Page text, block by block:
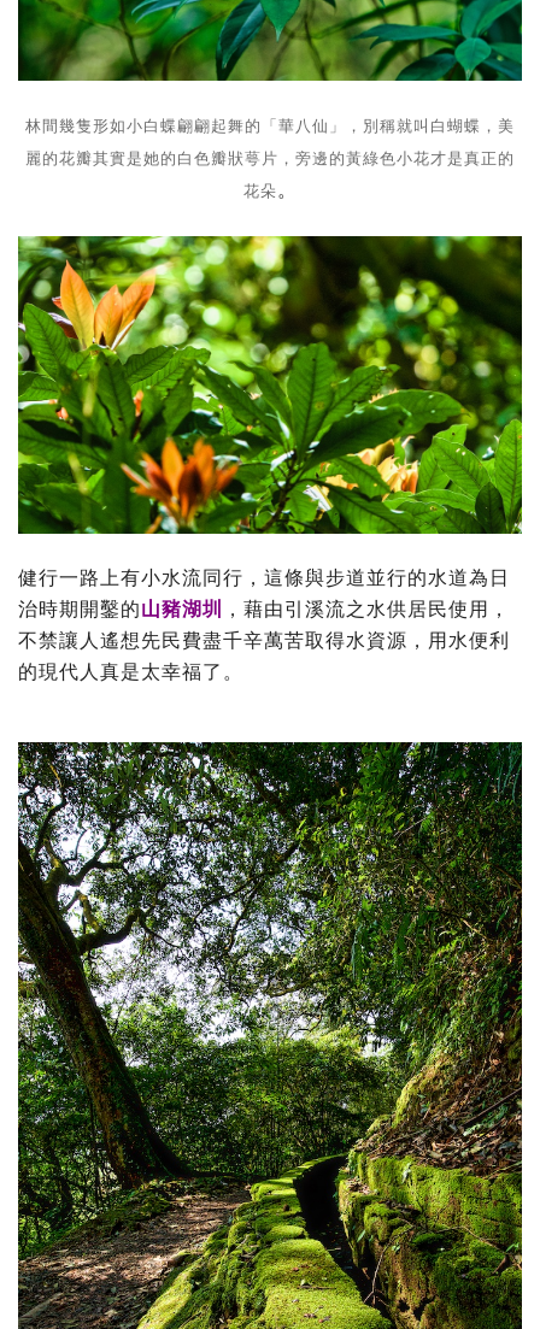
林間幾隻形如小白蝶翩翩起舞的「華八仙」，別稱就叫白蝴蝶，美
麗的花瓣其實是她的白色瓣狀萼片，旁邊的黃綠色小花才是真正的
花朵。
健行一路上有小水流同行，這條與步道並行的水道為日
治時期開鑿的山豬湖圳
，藉由引溪流之水供居民使用，
不禁讓人遙想先民費盡千辛萬苦取得水資源，用水便利
的現代人真是太幸福了。